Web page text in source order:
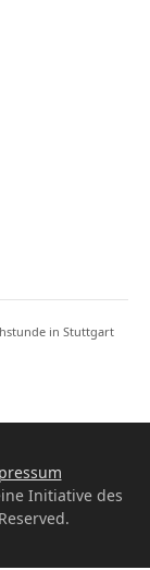
in Stuttgart
Initiative des